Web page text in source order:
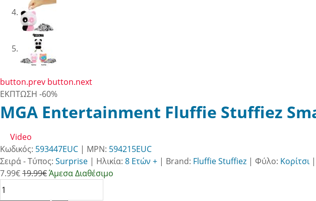
button.prev button.next
ΕΚΠΤΩΣΗ -60%
MGA Entertainment Fluffie Stuffiez
Video
Κωδικός: 593447EUC | MPN: 594215EUC
Σειρά - Τύπος: Surprise | Ηλικία: 8 Ετών + | Brand: Fluffie Stuffiez | Φύλο: Κορίτσι|
7.99€19.99€Άμεσα Διαθέσιμο